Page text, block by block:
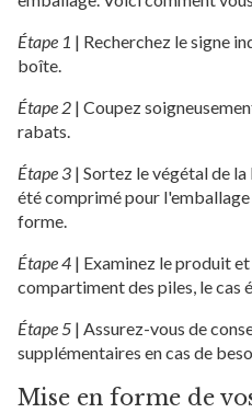
Étape 1 | Recherchez le signe
boîte.
Étape 2 | Coupez
rabats.
Étape 3 | Sortez le végétal de
été comprimé pour
forme.
Étape 4 | Examinez le produit
compartiment des piles, le cas
Étape 5 | Assurez-vous de
supplémentaires en cas de
Mise en forme de